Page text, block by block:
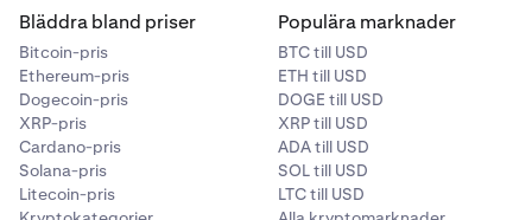
Granskat bekräftelseskärmen och klicka på
”Bekräfta
uteblivna betalningen är resultatet av ditt agerande,
nätverksunderhåll, buggar, angrepp eller vissa andra
sällan förekommande situationer. För en fullständig lista
över omständigheter där vi inte kommer att ersätta dig
för slashing-avgifter, kan du läsa våraAnvändarvillkor
Bläddra bland priser
Bitcoin-pris
Ethereum-pris
Dogecoin-pris
XRP-pris
Cardano-pris
Solana-pris
Litecoin-pris
Populära marknader
BTC till USD
ETH till USD
DOGE till USD
XRP till USD
ADA till USD
SOL till USD
LTC till USD